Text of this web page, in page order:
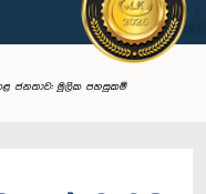
කළ ජනතාව: මූලික පහසුකම්